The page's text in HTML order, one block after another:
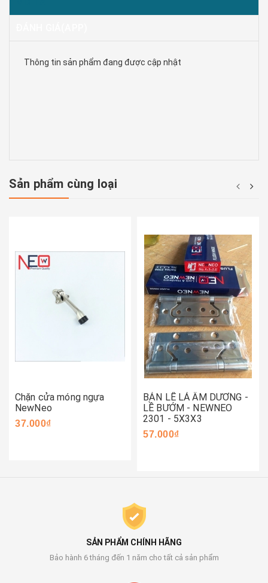
Thông tin sản phẩm đang được cập nhật
Sản phẩm cùng loại
Chặn cửa móng ngựa
NewNeo
37.000₫
BẢN LỀ LÁ ÂM DƯƠNG -
LỀ BƯỚM - NEWNEO
2301 - 5X3X3
57.000₫
SẢN PHẨM CHÍNH HÃNG
Bảo hành 6 tháng đến 1 năm cho tất cả sản phẩm